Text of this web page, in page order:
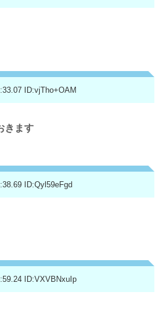
ID:vjTho+OAM
きます
ID:Qyl59eFgd
ID:VXVBNxuIp